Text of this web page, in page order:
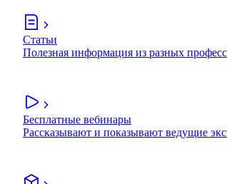
Статьи
Полезная информация из разных
Бесплатные вебинары
Рассказывают и показывают ведущие